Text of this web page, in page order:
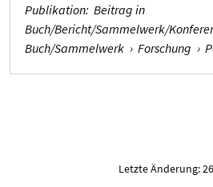
Publikation: Beitrag in
Buch/Bericht/Sammelwerk/
Buch/Sammelwerk › Forschung ›
Letzte Änderung: